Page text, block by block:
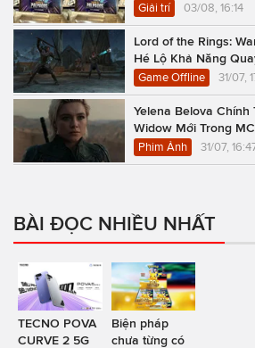
Giải trí 03/08, 16:14
Lord of the Rings:
Hé Lộ Khả Năng
Game Offline 31/07,
Yelena Belova Chính
Widow Mới Trong
Phim Ảnh 31/07,
BÀI ĐỌC NHIỀU NHẤT
TECNO POVA
CURVE 2 5G
Biện pháp
chưa từng có